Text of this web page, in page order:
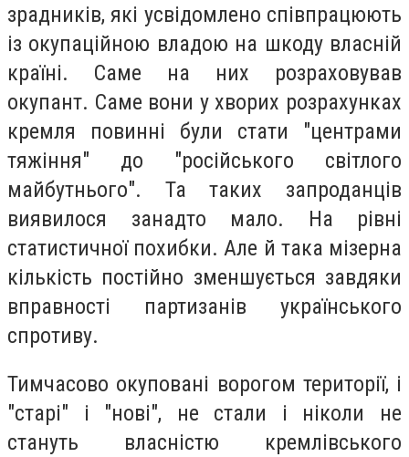
зрадників, які усвідомлено співпрацюють
із окупаційною владою на шкоду власній
країні. Саме на них розраховував
окупант. Саме вони у хворих розрахунках
кремля повинні були стати "центрами
тяжіння" до "російського світлого
майбутнього". Та таких запроданців
виявилося занадто мало. На рівні
статистичної похибки. Але й така мізерна
кількість постійно зменшується завдяки
вправності партизанів українського
спротиву.
Тимчасово окуповані ворогом території, і
"старі" і "нові", не стали і ніколи не
стануть власністю кремлівського